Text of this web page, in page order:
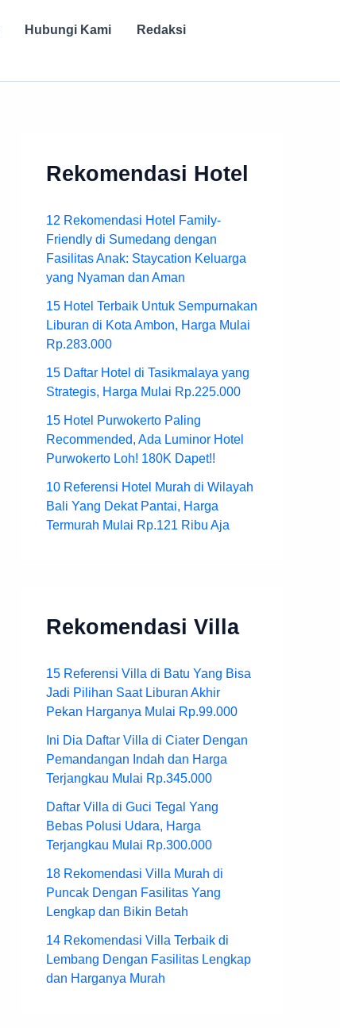
Hubungi Kami
Redaksi
Rekomendasi Hotel
12 Rekomendasi Hotel Family-
Friendly di Sumedang dengan
Fasilitas Anak: Staycation Keluarga
yang Nyaman dan Aman
15 Hotel Terbaik Untuk Sempurnakan
Liburan di Kota Ambon, Harga Mulai
Rp.283.000
15 Daftar Hotel di Tasikmalaya yang
Strategis, Harga Mulai Rp.225.000
15 Hotel Purwokerto Paling
Recommended, Ada Luminor Hotel
Purwokerto Loh! 180K Dapet!!
10 Referensi Hotel Murah di Wilayah
Bali Yang Dekat Pantai, Harga
Termurah Mulai Rp.121 Ribu Aja
Rekomendasi Villa
15 Referensi Villa di Batu Yang Bisa
Jadi Pilihan Saat Liburan Akhir
Pekan Harganya Mulai Rp.99.000
Ini Dia Daftar Villa di Ciater Dengan
Pemandangan Indah dan Harga
Terjangkau Mulai Rp.345.000
Daftar Villa di Guci Tegal Yang
Bebas Polusi Udara, Harga
Terjangkau Mulai Rp.300.000
18 Rekomendasi Villa Murah di
Puncak Dengan Fasilitas Yang
Lengkap dan Bikin Betah
14 Rekomendasi Villa Terbaik di
Lembang Dengan Fasilitas Lengkap
dan Harganya Murah